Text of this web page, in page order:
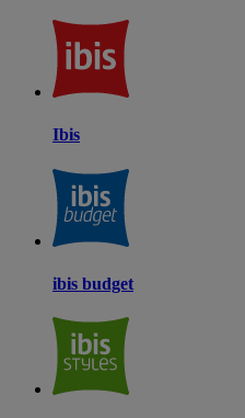
Ibis
ibis budget